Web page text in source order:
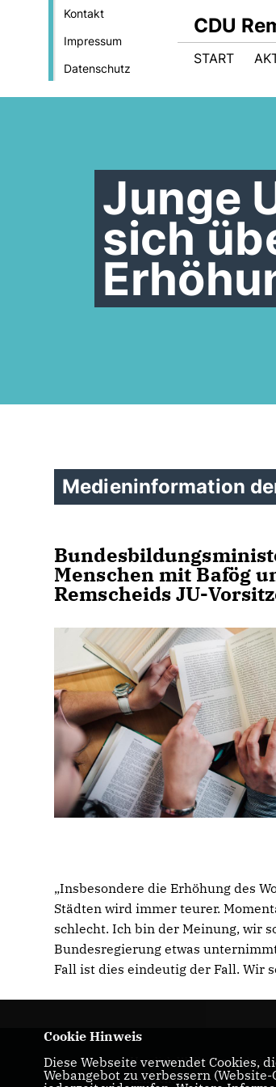
Kontakt
Impressum
Datenschutz
CDU
START
Junge
sich
Medieninformation
Menschen mit Bafög
Remscheids JU-
Insbesondere die Erhöhung des
Städten wird immer teurer.
schlecht. Ich bin der Meinung, wir
Bundesregierung etwas
Fall ist dies eindeutig der Fall. Wir
Herzlich Willkommen beim
Remscheid
Cookie Hinweis
Diese Webseite verwendet Cookies,
Webangebot zu verbessern